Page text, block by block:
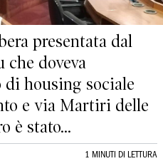
presentata dal
che doveva
housing sociale
e via Martiri delle
è stato...
1 MINUTI DI LETTURA